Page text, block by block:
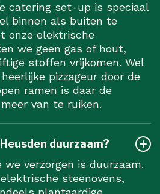
catering set-up is speciaal
binnen als buiten te
onze elektrische
we geen gas of hout,
stoffen vrijkomen. Wel
pizzageur door de
ramen is daar de
van te ruiken.
duurzaam?
verzorgen is duurzaam.
steenovens,